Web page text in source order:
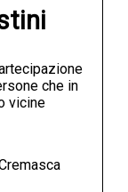
che in
vicine